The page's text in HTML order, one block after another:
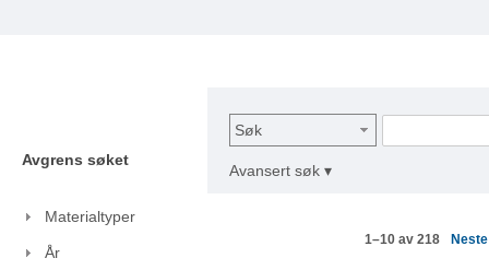
Avgrens søket
Materialtyper
År
Søk
Avansert søk ▾
1–10 av 218 Neste